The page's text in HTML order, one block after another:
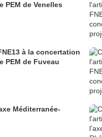
PEM de Venelles
à la concertation
PEM de Fuveau
Méditerranée-